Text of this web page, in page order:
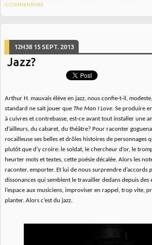
0 COMMENTAIRE
12H38 15 SEPT. 2013
Jazz?
Arthur H. mauvais élève en jazz, nous confie-t-il,
standard ne sait jouer queThe Man I Love. Se produire
à cuivres et contrebasse, est-ce avant tout installer une
d’ailleurs, du cabaret, du théâtre? Pour raconter
rocailleuse ses belles et drôles histoires de personnages
plutôt que d’y croire: le soldat, le chercheur d’or, le
heurter mots et textes, cette poésie décalée. Alors les
raconter, emporter. Et lui de nous surprendre d’accords
dissonances qui semblent le travailler dedans depuis des
l’espace aux musiciens, improviser en rappel, trop vite,
planter. Alors c’est du jazz.